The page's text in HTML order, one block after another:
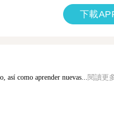
下載
como aprender nuevas... 閱讀更